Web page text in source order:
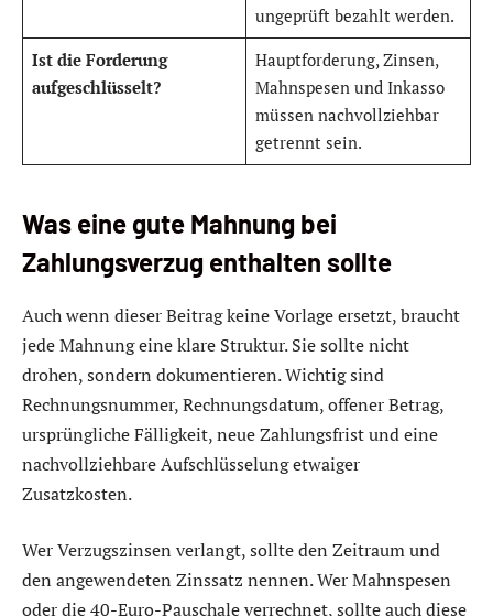
ungeprüft bezahlt werden.
Ist die Forderung
aufgeschlüsselt?
Hauptforderung, Zinsen,
Mahnspesen und Inkasso
müssen nachvollziehbar
getrennt sein.
Was eine gute Mahnung bei
Zahlungsverzug enthalten sollte
Auch wenn dieser Beitrag keine Vorlage ersetzt, braucht
jede Mahnung eine klare Struktur. Sie sollte nicht
drohen, sondern dokumentieren. Wichtig sind
Rechnungsnummer, Rechnungsdatum, offener Betrag,
ursprüngliche Fälligkeit, neue Zahlungsfrist und eine
nachvollziehbare Aufschlüsselung etwaiger
Zusatzkosten.
Wer Verzugszinsen verlangt, sollte den Zeitraum und
den angewendeten Zinssatz nennen. Wer Mahnspesen
oder die 40-Euro-Pauschale verrechnet, sollte auch diese